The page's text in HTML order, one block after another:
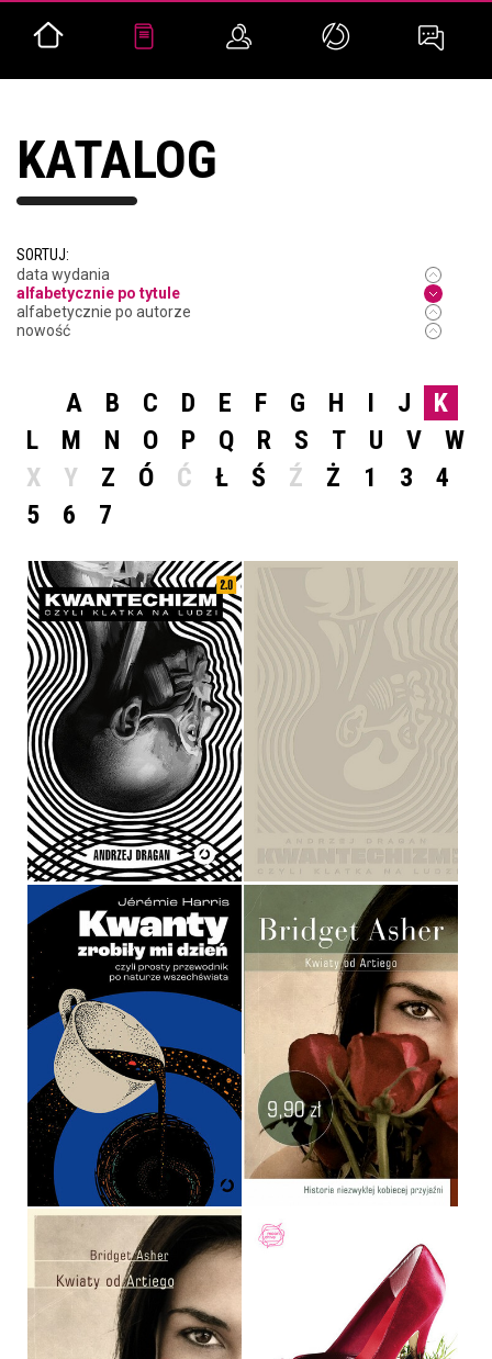
KATALOG
SORTUJ:
data wydania
alfabetycznie po tytule
alfabetycznie po autorze
nowość
A B C D E F G H I J
K
L
M N O P Q R S T U V
W
X
Y Z Ó Ć Ł Ś Ź Ż 1 3
4
5
6 7
KWANTECHIZM 2.0
ANDRZEJ DRAGAN
OPRAWA MIĘKKA
49,99 ZŁ
KWANTECHIZM 2.0,
CZYLI KLATKA NA LUDZI
ANDRZEJ DRAGAN
79,99 ZŁ
KWANTY ZROBIŁY MI
DZIEŃ, CZYLI PROSTY
PRZEWODNIK PO
NATURZE
WSZECHŚWIATA
JEREMIE HARRIS
OPRAWA MIĘKKA
KWIATY OD ARTIEGO
BRIDGET ASHER
POCKET
9,90 ZŁ